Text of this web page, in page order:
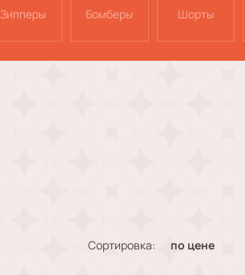
Зипперы Бомберы Шорты
Сортировка: по цене